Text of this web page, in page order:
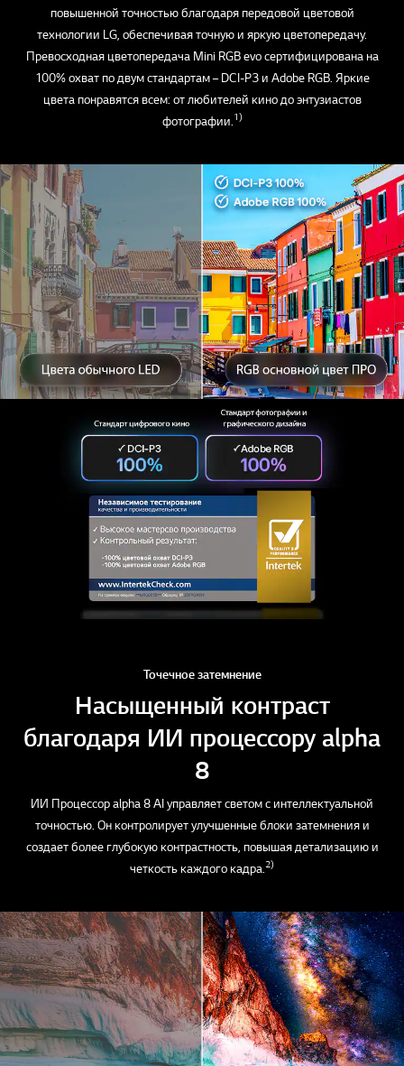
повышенной точностью благодаря передовой цветовой
технологии LG, обеспечивая точную и яркую цветопередачу.
Превосходная цветопередача Mini RGB evo сертифицирована на
100% охват по двум стандартам – DCI-P3 и Adobe RGB. Яркие
цвета понравятся всем: от любителей кино до энтузиастов
фотографии.1)
Точечное затемнение
Насыщенный контраст
благодаря ИИ процессору alpha
8
ИИ Процессор alpha 8 AI управляет светом с интеллектуальной
точностью. Он контролирует улучшенные блоки затемнения и
создает более глубокую контрастность, повышая детализацию и
четкость каждого кадра.2)